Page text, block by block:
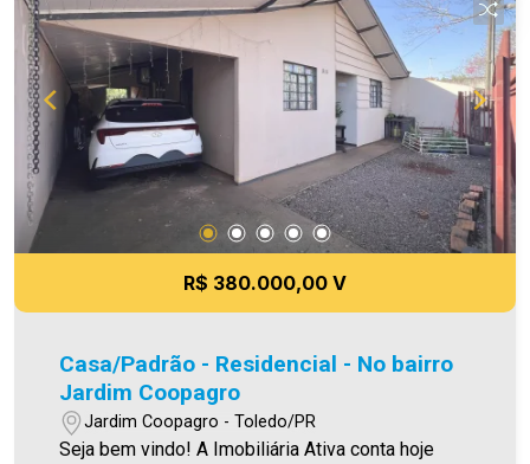
na venda. Aproveite essa oportunidade, agende
uma visita! Imobiliária Ativa | Sinta-se em casa! -
As informações aqui prestadas são verdadeiras,
todavia, reservamo-nos o direito de corrigir
qualquer erro de digitação e/ou ortografia, bem
como alteração dos preços e imagens. Fotos
meramente ilustrativas
R$ 380.000,00 V
Casa/Padrão - Residencial - No bairro
Jardim Coopagro
Jardim Coopagro - Toledo/PR
Seja bem vindo! A Imobiliária Ativa conta hoje